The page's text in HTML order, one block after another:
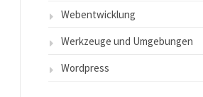
Webentwicklung
Werkzeuge und Umgebungen
Wordpress